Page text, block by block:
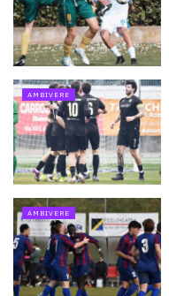
AMBIVERE
AMBIVERE